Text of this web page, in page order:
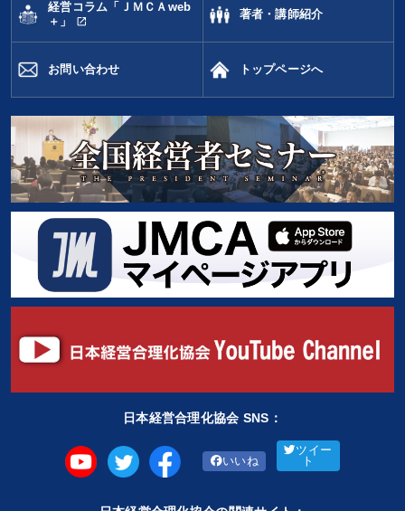
経営コラム「ＪＭＣＡweb
＋」
open_in_new
著者・講師紹介
お問い合わせ トップページへ
日本経営合理化協会 SNS：
いいね
ツイー
ト